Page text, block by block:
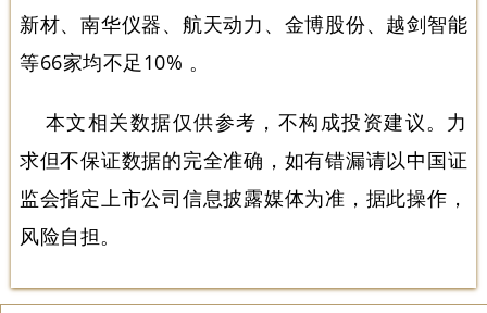
新材、南华仪器、航天动力、金博股份、越剑智能
等66家均不足10% 。
本文相关数据仅供参考，不构成投资建议。力
求但不保证数据的完全准确，如有错漏请以中国证
监会指定上市公司信息披露媒体为准，据此操作，
风险自担。